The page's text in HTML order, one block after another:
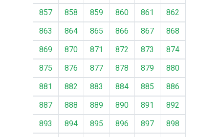
857
858 859 860 861
862
863
864 865 866 867
868
869
870 871 872 873
874
875
876 877 878 879
880
881
882 883 884 885
886
887
888 889 890 891
892
893
894 895 896 897
898